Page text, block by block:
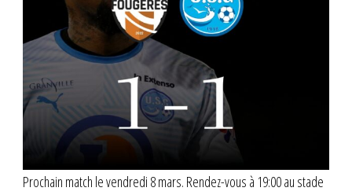
Prochain match le vendredi 8 mars. Rendez-vous à 19:00 au stade